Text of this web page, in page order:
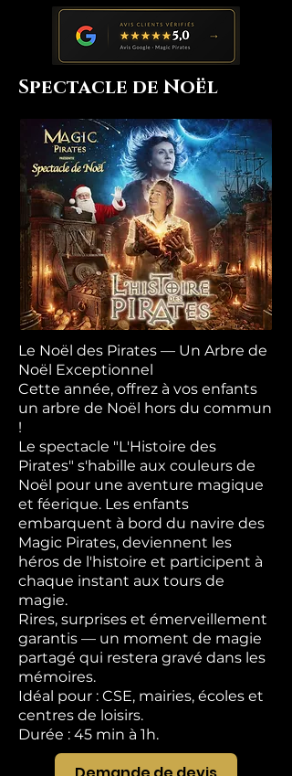
Spectacle de Noël
Le Noël des Pirates — Un Arbre de
Noël Exceptionnel
Cette année, offrez à vos enfants
un arbre de Noël hors du commun
!
Le spectacle "L'Histoire des
Pirates" s'habille aux couleurs de
Noël pour une aventure magique
et féerique. Les enfants
embarquent à bord du navire des
Magic Pirates, deviennent les
héros de l'histoire et participent à
chaque instant aux tours de
magie.
Rires, surprises et émerveillement
garantis — un moment de magie
partagé qui restera gravé dans les
mémoires.
Idéal pour : CSE, mairies, écoles et
centres de loisirs.
Durée : 45 min à 1h.